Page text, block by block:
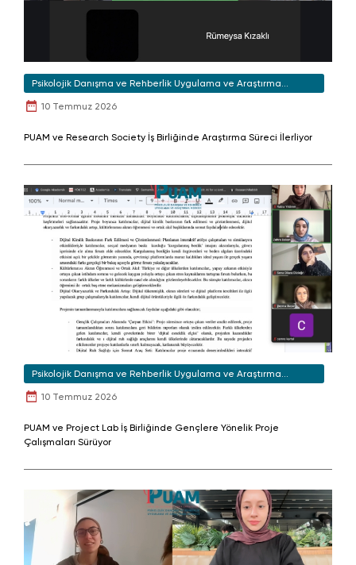
Psikolojik Danışma ve Rehberlik Uygulama ve Araştırma
10 Temmuz 2026
PUAM ve Research Society İş Birliğinde Araştırma Süreci İlerliyor
Psikolojik Danışma ve Rehberlik Uygulama ve Araştırma
10 Temmuz 2026
PUAM ve Project Lab İş Birliğinde Gençlere Yönelik Proje
Çalışmaları Sürüyor